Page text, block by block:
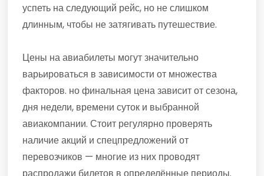
успеть на следующий рейс, но не слишком
длинным, чтобы не затягивать путешествие.
Цены на авиабилеты могут значительно
варьироваться в зависимости от множества
факторов. но финальная цена зависит от сезона,
дня недели, времени суток и выбранной
авиакомпании. Стоит регулярно проверять
наличие акций и спецпредложений от
перевозчиков — многие из них проводят